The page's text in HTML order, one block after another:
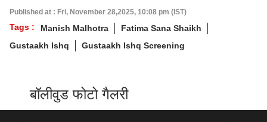
Published at : Fri, November 28,2025, 10:08 pm (IST)
Tags : Manish Malhotra
Fatima Sana Shaikh
Gustaakh Ishq
Gustaakh Ishq Screening
बॉलीवुड फोटो गैलरी